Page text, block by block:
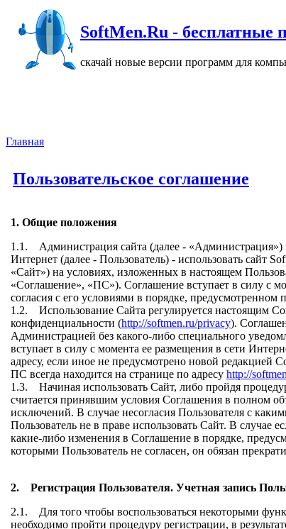
SoftMen.Ru - бесплатные
скачай новые версии программ для
Главная
Пользовательское соглашение
1. Общие положения
1.1. Администрация сайта (далее - «Администрация»)
Интернет (далее - Пользователь) - использовать сайт
«Сайт») на условиях, изложенных в настоящем
«Соглашение», «ПС»). Соглашение вступает в силу с
согласия с его условиями в порядке, предусмотренном
1.2. Использование Сайта регулируется настоящим
конфиденциальности (http://softmen.ru/privacy).
Администрацией без какого-либо специального
вступает в силу с момента ее размещения в сети
адресу, если иное не предусмотрено новой редакцией
ПС всегда находится на странице по адресу http://
1.3. Начиная использовать Сайт, либо пройдя
считается принявшим условия Соглашения в полном
исключений. В случае несогласия Пользователя с
Пользователь не в праве использовать Сайт. В случае
какие-либо изменения в Соглашение в порядке,
которыми Пользователь не согласен, он обязан
2. Регистрация Пользователя. Учетная запись
2.1. Для того чтобы воспользоваться некоторыми
необходимо пройти процедуру регистрации, в